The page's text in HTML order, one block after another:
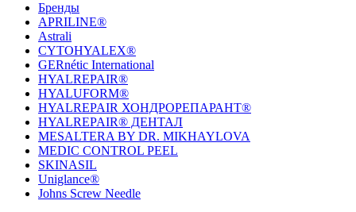
Бренды
APRILINE®
Astrali
CYTOHYALEX®
GERnétic International
HYALREPAIR®
HYALUFORM®
HYALREPAIR ХОНДРОРЕПАРАНТ®
HYALREPAIR® ДЕНТАЛ
MESALTERA BY DR. MIKHAYLOVA
MEDIC CONTROL PEEL
SKINASIL
Uniglance®
Johns Screw Needle